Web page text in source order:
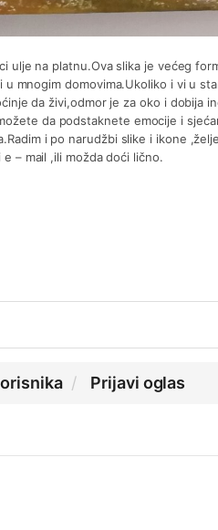
ulje na platnu.Ova slika je većeg
mnogim domovima.Ukoliko i vi u
da živi,odmor je za oko i
da podstaknete emocije i
i po narudžbi slike i ikone
– mail ,ili možda doći lično.
Prijavi oglas